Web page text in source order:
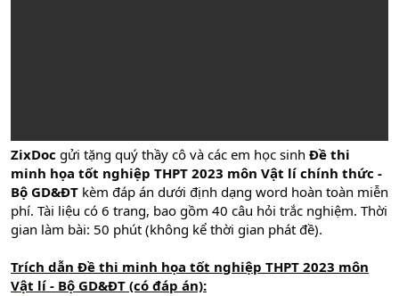
ZixDoc gửi tặng quý thầy cô và các em học sinh Đề thi
minh họa tốt nghiệp THPT 2023 môn Vật lí chính thức -
Bộ GD&ĐT kèm đáp án dưới định dạng word hoàn toàn miễn
phí. Tài liệu có 6 trang, bao gồm 40 câu hỏi trắc nghiệm. Thời
gian làm bài: 50 phút (không kể thời gian phát đề).
Trích dẫn Đề thi minh họa tốt nghiệp THPT 2023 môn
Vật lí - Bộ GD&ĐT (có đáp án):